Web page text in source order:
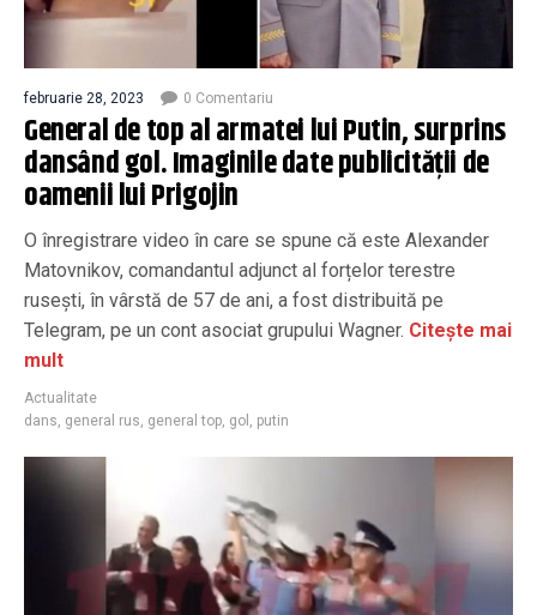
februarie 28, 2023 0 Comentariu
General de top al armatei lui Putin, surprins
dansând gol. Imaginile date publicității de
oamenii lui Prigojin
O înregistrare video în care se spune că este Alexander
Matovnikov, comandantul adjunct al forțelor terestre
rusești, în vârstă de 57 de ani, a fost distribuită pe
Telegram, pe un cont asociat grupului Wagner. Citește mai
mult
Actualitate
dans, general rus, general top, gol , putin